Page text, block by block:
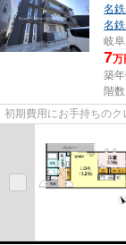
名
名
岐
7万
築
階
初期費用にお手持ちの